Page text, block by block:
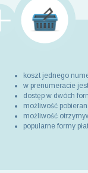
koszt jednego
w prenumeracie
dostęp w dwóch
możliwość
możliwość
popularne formy